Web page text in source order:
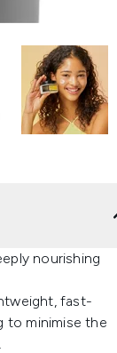
nourishing
fast-
to minimise the